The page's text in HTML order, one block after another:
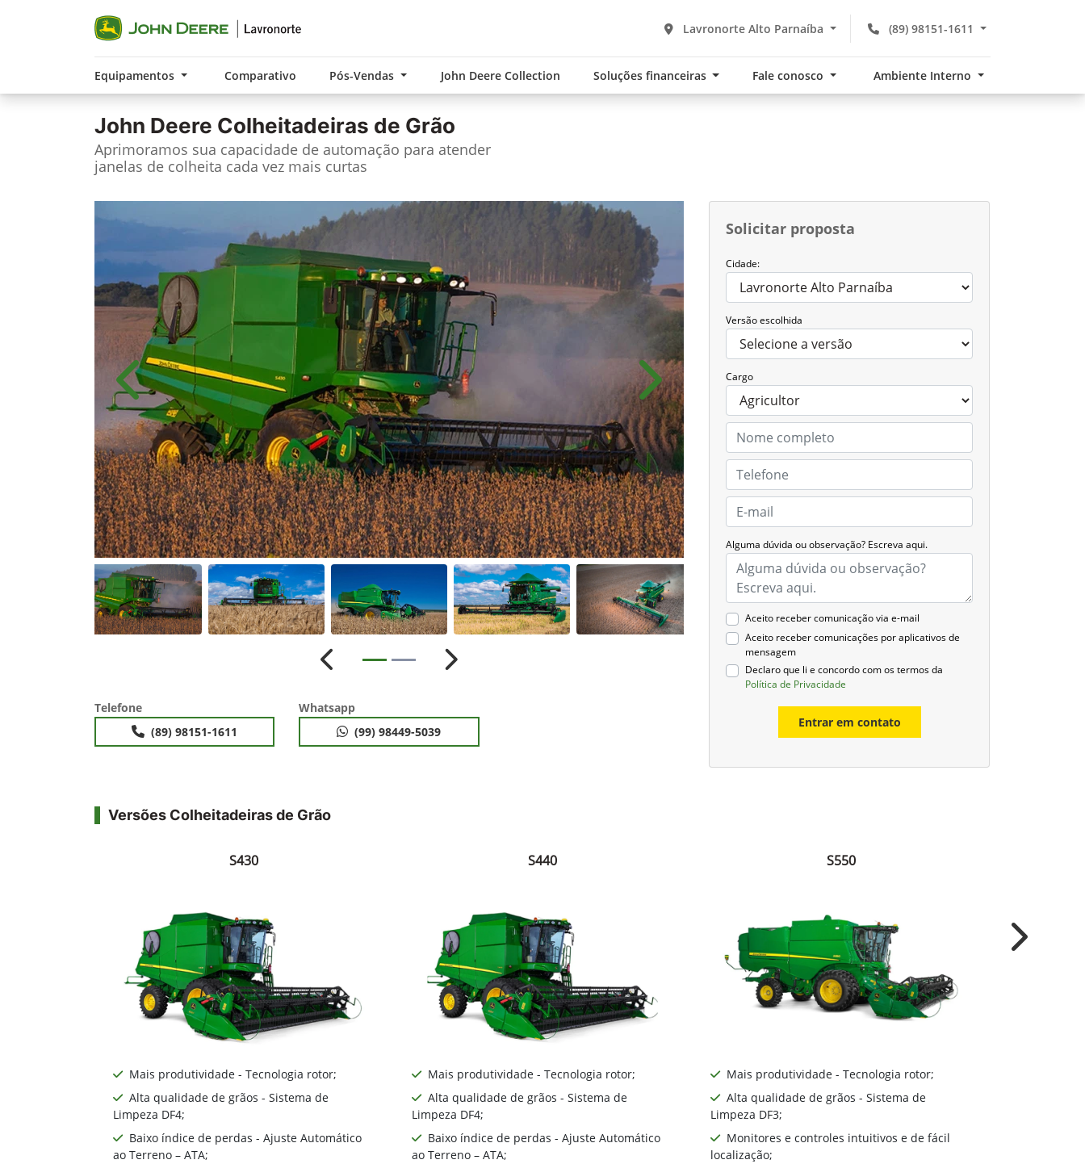
(89) 98151-1611
Lavronorte Alto Parnaíba
Equipamentos Comparativo Pós-Vendas John Deere Collection Soluções financeiras Fale conosco Ambiente Interno
John Deere Colheitadeiras de Grão
Aprimoramos sua capacidade de automação para atender
janelas de colheita cada vez mais curtas
Solicitar proposta
Cidade:
Versão escolhida
Cargo
Alguma dúvida ou observação? Escreva aqui.
Aceito receber comunicação via e-mail
Aceito receber comunicações por aplicativos de
mensagem
Declaro que li e concordo com os termos da
Política de Privacidade
Entrar em contato
Anterior Próximo
Anterior Próximo
Telefone
(89) 98151-1611
Whatsapp
(99) 98449-5039
Versões Colheitadeiras de Grão
S430
Mais produtividade - Tecnologia rotor;
Alta qualidade de grãos - Sistema de
Limpeza DF4;
Baixo índice de perdas - Ajuste Automático
ao Terreno – ATA;
S440
Mais produtividade - Tecnologia rotor;
Alta qualidade de grãos - Sistema de
Limpeza DF4;
Baixo índice de perdas - Ajuste Automático
ao Terreno – ATA;
S550
Mais produtividade - Tecnologia rotor;
Alta qualidade de grãos - Sistema de
Limpeza DF3;
Monitores e controles intuitivos e de fácil
localização;
Next